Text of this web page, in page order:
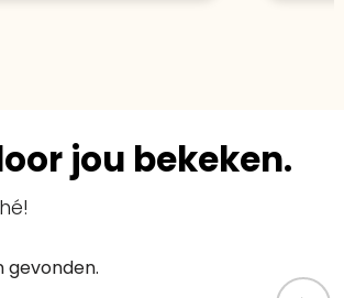
jou bekeken.
gevonden.